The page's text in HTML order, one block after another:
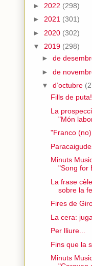
► 2022 (298)
► 2021 (301)
► 2020 (302)
▼ 2019 (298)
► de
► de
▼ d’octubre
Fills de puta!
La
"Món
"Franco
Minuts
"Song for
La frase
sobre la
Fires de
La cera:
Per lliure...
Fins que la
Minuts